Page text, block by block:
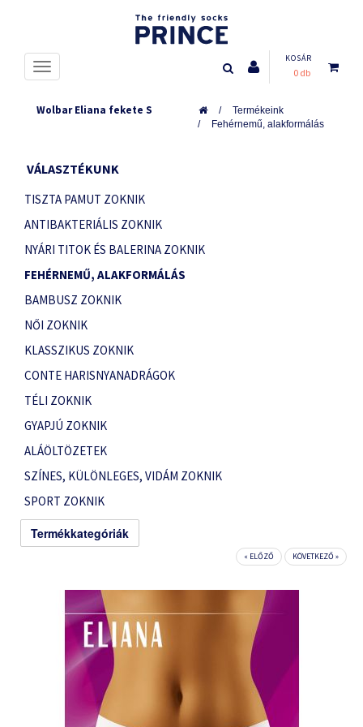
KOSÁR
0 db
Wolbar Eliana fekete S
Termékeink
Fehérnemű, alakformálás
VÁLASZTÉKUNK
TISZTA PAMUT ZOKNIK
ANTIBAKTERIÁLIS ZOKNIK
NYÁRI TITOK ÉS BALERINA ZOKNIK
FEHÉRNEMŰ, ALAKFORMÁLÁS
BAMBUSZ ZOKNIK
NŐI ZOKNIK
KLASSZIKUS ZOKNIK
CONTE HARISNYANADRÁGOK
TÉLI ZOKNIK
GYAPJÚ ZOKNIK
ALÁÖLTÖZETEK
SZÍNES, KÜLÖNLEGES, VIDÁM ZOKNIK
SPORT ZOKNIK
Termékkategóriák
« ELŐZŐ KÖVETKEZŐ »